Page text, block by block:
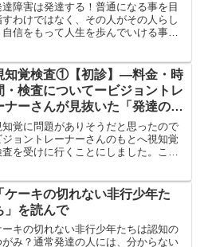
達障害は発達する！普通になる事を目
すわけではなく、その人がその人らし
自信をもって人生を歩んでいける事を
ように発達するのも教えてくれたり、
ても学びの多い資格でした！
知覚検査①【初診】―料金・時
・検査についてービジョントレ
ナーさんが見抜いた「発達の抜
」
知覚に問題がありそうだと思ったので
ジョントレーナーさんのもとへ視知覚
査を受けに行くことにしました。この
ケーキの切れない非行少年た
」を読んで
ーキの切れない非行少年たちは認知の
がみ？通常発達の人には、分からない